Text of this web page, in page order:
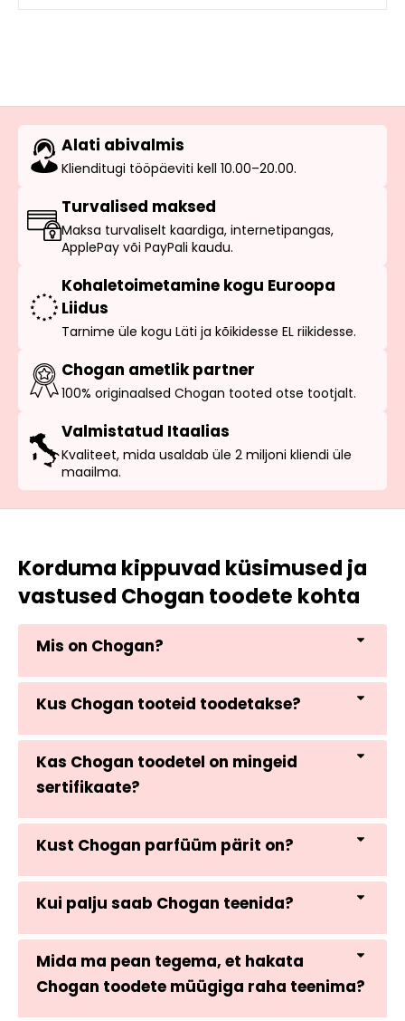
Alati abivalmis
Klienditugi tööpäeviti kell 10.00–20.00.
Turvalised maksed
Maksa turvaliselt kaardiga, internetipangas,
ApplePay või PayPali kaudu.
Kohaletoimetamine kogu Euroopa
Liidus
Tarnime üle kogu Läti ja kõikidesse EL riikidesse.
Chogan ametlik partner
100% originaalsed Chogan tooted otse tootjalt.
Valmistatud Itaalias
Kvaliteet, mida usaldab üle 2 miljoni kliendi üle
maailma.
Korduma kippuvad küsimused ja
vastused Chogan toodete kohta
Mis on Chogan?
Kus Chogan tooteid toodetakse?
Kas Chogan toodetel on mingeid
sertifikaate?
Kust Chogan parfüüm pärit on?
Kui palju saab Chogan teenida?
Mida ma pean tegema, et hakata
Chogan toodete müügiga raha teenima?